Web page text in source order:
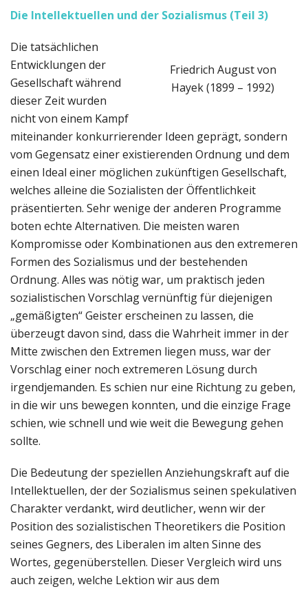
Die Intellektuellen und der Sozialismus (Teil 3)
Friedrich August von
Hayek (1899 – 1992)
Die tatsächlichen
Entwicklungen der
Gesellschaft während
dieser Zeit wurden
nicht von einem Kampf
miteinander konkurrierender Ideen geprägt, sondern
vom Gegensatz einer existierenden Ordnung und dem
einen Ideal einer möglichen zukünftigen Gesellschaft,
welches alleine die Sozialisten der Öffentlichkeit
präsentierten. Sehr wenige der anderen Programme
boten echte Alternativen. Die meisten waren
Kompromisse oder Kombinationen aus den extremeren
Formen des Sozialismus und der bestehenden
Ordnung. Alles was nötig war, um praktisch jeden
sozialistischen Vorschlag vernünftig für diejenigen
„gemäßigten“ Geister erscheinen zu lassen, die
überzeugt davon sind, dass die Wahrheit immer in der
Mitte zwischen den Extremen liegen muss, war der
Vorschlag einer noch extremeren Lösung durch
irgendjemanden. Es schien nur eine Richtung zu geben,
in die wir uns bewegen konnten, und die einzige Frage
schien, wie schnell und wie weit die Bewegung gehen
sollte.
Die Bedeutung der speziellen Anziehungskraft auf die
Intellektuellen, der der Sozialismus seinen spekulativen
Charakter verdankt, wird deutlicher, wenn wir der
Position des sozialistischen Theoretikers die Position
seines Gegners, des Liberalen im alten Sinne des
Wortes, gegenüberstellen. Dieser Vergleich wird uns
auch zeigen, welche Lektion wir aus dem